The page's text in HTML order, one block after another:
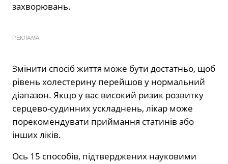
захворювань.
РЕКЛАМА
Змінити спосіб життя може бути достатньо, щоб
рівень холестерину перейшов у нормальний
діапазон. Якщо у вас високий ризик розвитку
серцево-судинних ускладнень, лікар може
порекомендувати приймання статинів або
інших ліків.
Ось 15 способів, підтверджених науковими